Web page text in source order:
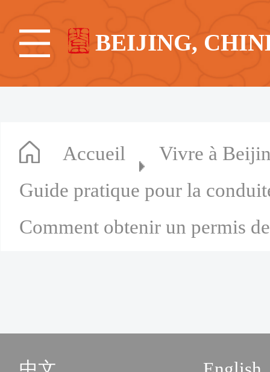
BEIJING,
Accueil
Vivre à
Guide pratique pour la
Comment obtenir un permis